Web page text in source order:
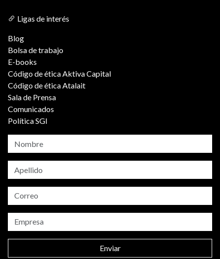
Ligas de interés
Blog
Bolsa de trabajo
E-books
Código de ética Aktiva Capital
Código de ética Atalait
Sala de Prensa
Comunicados
Política SGI
Enviar